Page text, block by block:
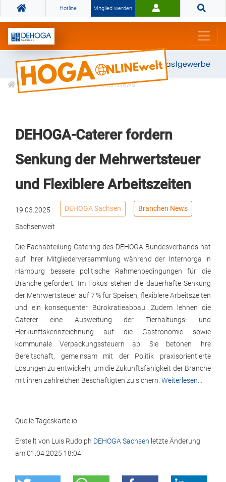
Hotline Mitglied werden
Gemeinsam stark für das Gastgewerbe
Informationen Branchen News
DEHOGA-Caterer fordern
Senkung der Mehrwertsteuer
und Flexiblere Arbeitszeiten
19.03.2025 DEHOGA Sachsen Branchen News
Sachsenweit
Die Fachabteilung Catering des DEHOGA Bundesverbands hat
auf ihrer Mitgliederversammlung während der Internorga in
Hamburg bessere politische Rahmenbedingungen für die
Branche gefordert. Im Fokus stehen die dauerhafte Senkung
der Mehrwertsteuer auf 7 % für Speisen, flexiblere Arbeitszeiten
und ein konsequenter Bürokratieabbau. Zudem lehnen die
Caterer eine Ausweitung der Tierhaltungs- und
Herkunftskennzeichnung auf die Gastronomie sowie
kommunale Verpackungssteuern ab. Sie betonen ihre
Bereitschaft, gemeinsam mit der Politik praxisorientierte
Lösungen zu entwickeln, um die Zukunftsfähigkeit der Branche
mit ihren zahlreichen Beschäftigten zu sichern. Weiterlesen…
Quelle:Tageskarte.io
Erstellt von Luis Rudolph DEHOGA Sachsen letzte Änderung
am01.04.2025 18:04